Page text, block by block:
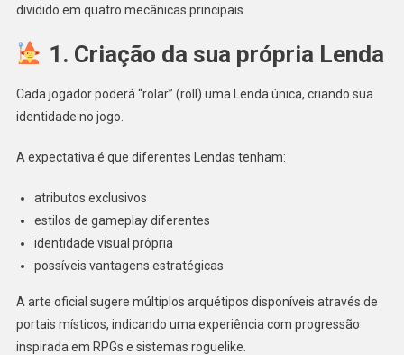
dividido em quatro mecânicas principais.
1. Criação da sua própria Lenda
Cada jogador poderá “rolar” (roll) uma Lenda única, criando sua
identidade no jogo.
A expectativa é que diferentes Lendas tenham:
atributos exclusivos
estilos de gameplay diferentes
identidade visual própria
possíveis vantagens estratégicas
A arte oficial sugere múltiplos arquétipos disponíveis através de
portais místicos, indicando uma experiência com progressão
inspirada em RPGs e sistemas roguelike.